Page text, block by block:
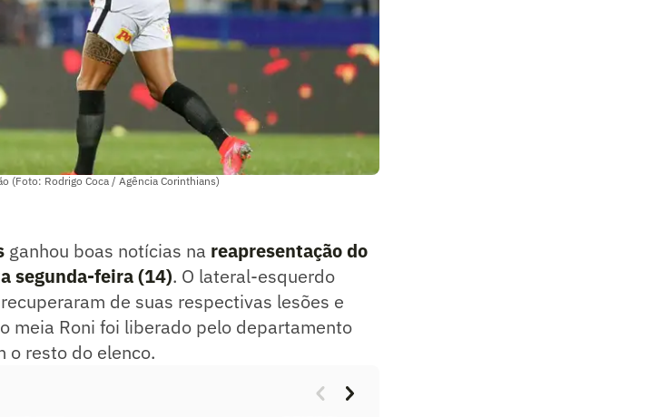
(Foto: Rodrigo Coca / Agência Corinthians)
ganhou boas notícias na reapresentação do
segunda-feira (14). O lateral-esquerdo
de suas respectivas lesões e
meia Roni foi liberado pelo departamento
o resto do elenco.